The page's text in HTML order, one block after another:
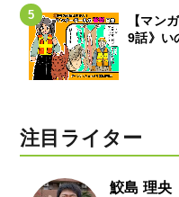
【マン
9話》い
注目ライター
鮫島 理央